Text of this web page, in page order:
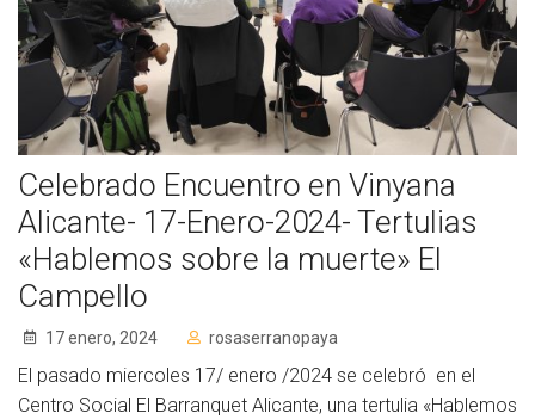
Socios de Número
Socios Colaboradores
Colaboramos con
Formaciones
Nuestra propuesta de formación
Realizadas
Acompañamiento
Noticias
Celebrado Encuentro en Vinyana
Alicante- 17-Enero-2024- Tertulias
«Hablemos sobre la muerte» El
Campello
17 enero, 2024 rosaserranopaya
El pasado miercoles 17/ enero /2024 se celebró en el
Centro Social El Barranquet Alicante, una tertulia «Hablemos